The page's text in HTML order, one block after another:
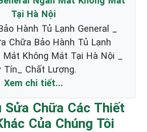
Tại Hà Nội
Hành Tủ Lạnh General _
Chữa Bảo Hành Tủ Lạnh
Mát Không Mát Tại Hà Nội _
Tín_ Chất Lượng.
Xem chi tiết...
Sửa Chữa Các Thiết
Của Chúng Tôi